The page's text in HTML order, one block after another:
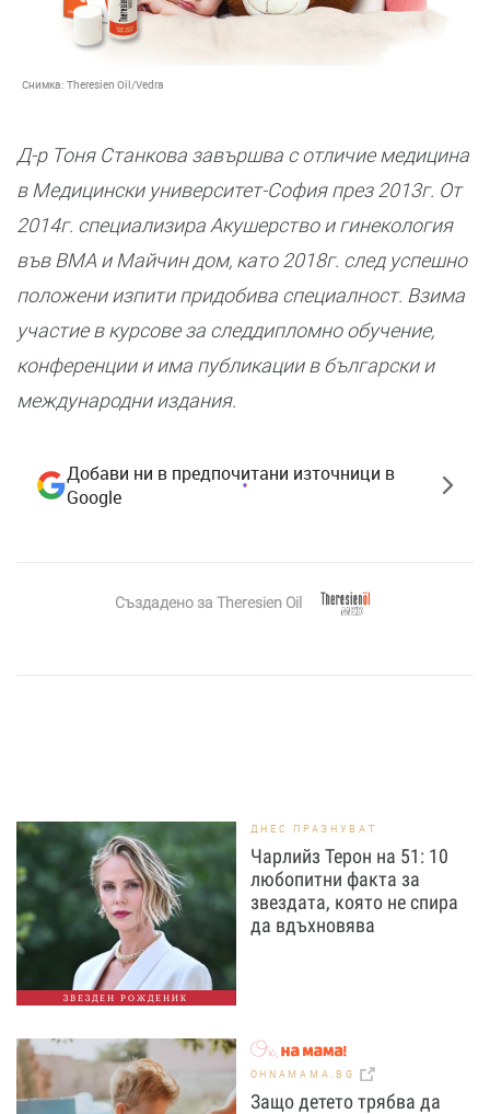
Снимка: Theresien Oil/Vedra
Д-р Тоня Станкова завършва с отличие медицина
в Медицински университет-София през 2013г. От
2014г. специализира Акушерство и гинекология
във ВМА и Майчин дом, като 2018г. след успешно
положени изпити придобива специалност. Взима
участие в курсове за следдипломно обучение,
конференции и има публикации в български и
международни издания.
Добави ни в предпочитани източници в
Google
Създадено заTheresien Oil
ЗВЕЗДЕН РОЖДЕНИК
ДНЕС ПРАЗНУВАТ
Чарлийз Терон на 51: 10
любопитни факта за
звездата, която не спира
да вдъхновява
OHNAMAMA.BG
Защо детето трябва да